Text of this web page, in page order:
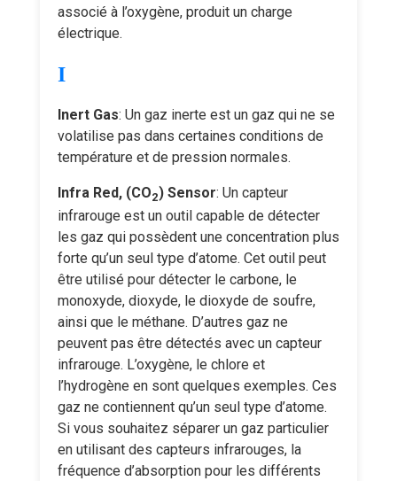
associé à l’oxygène, produit un charge
électrique.
I
Inert Gas: Un gaz inerte est un gaz qui ne se
volatilise pas dans certaines conditions de
température et de pression normales.
Infra Red, (CO2) Sensor: Un capteur
infrarouge est un outil capable de détecter
les gaz qui possèdent une concentration plus
forte qu’un seul type d’atome. Cet outil peut
être utilisé pour détecter le carbone, le
monoxyde, dioxyde, le dioxyde de soufre,
ainsi que le méthane. D’autres gaz ne
peuvent pas être détectés avec un capteur
infrarouge. L’oxygène, le chlore et
l’hydrogène en sont quelques exemples. Ces
gaz ne contiennent qu’un seul type d’atome.
Si vous souhaitez séparer un gaz particulier
en utilisant des capteurs infrarouges, la
fréquence d’absorption pour les différents